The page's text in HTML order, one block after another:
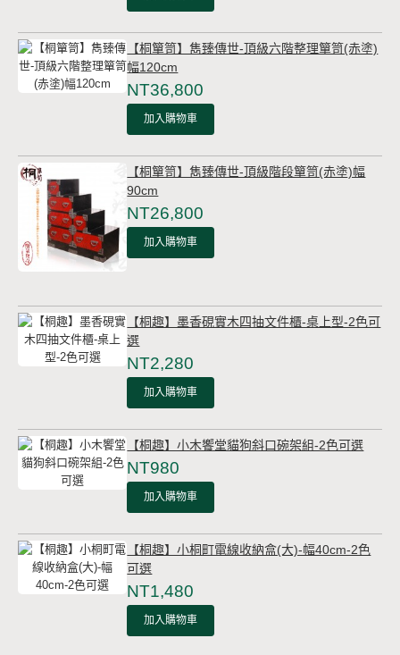
【桐簞笥】雋臻傳世-頂級六階整理簞笥(赤塗)
幅120cm
NT36,800
加入購物車
【桐簞笥】雋臻傳世-頂級階段簞笥(赤塗)幅
90cm
NT26,800
加入購物車
【桐趣】墨香硯實木四抽文件櫃-桌上型-2色可
選
NT2,280
加入購物車
【桐趣】小木饗堂貓狗斜口碗架組-2色可選
NT980
加入購物車
【桐趣】小桐町電線收納盒(大)-幅40cm-2色
可選
NT1,480
加入購物車